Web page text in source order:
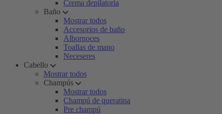
Crema depilatoria
Baño
Mostrar todos
Accesorios de baño
Albornoces
Toallas de mano
Neceseres
Cabello
Mostrar todos
Champús
Mostrar todos
Champú de queratina
Pre champú